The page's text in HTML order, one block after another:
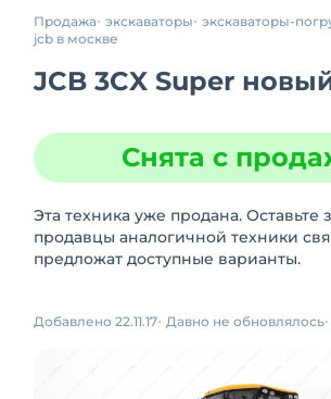
Продажа экскаваторы экскаваторы-
jcb в москве
JCB 3CX Super
Снята с
Эта техника уже продана. Оставьте
продавцы аналогичной техники
предложат доступные варианты.
Добавлено 22.11.17 Давно не обновлялось